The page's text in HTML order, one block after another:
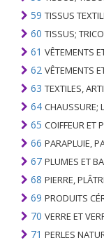
59 TISSUS TEXTILES;
60 TISSUS;
61 VÊTEMENTS ET
62 VÊTEMENTS ET
63 TEXTILES, ARTICLES
64 CHAUSSURE;
65 COIFFEUR ET
66 PARAPLUIE,
67 PLUMES ET BAS,
68 PIERRE, PLÂTRE,
69 PRODUITS
70 VERRE ET
71 PERLES NATURELLES ET DE CULTURE; PIERRES